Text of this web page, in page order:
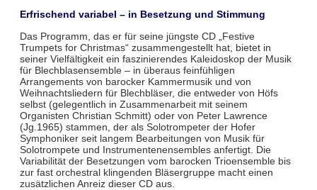
Erfrischend variabel – in Besetzung und Stimmung
Das Programm, das er für seine jüngste CD „Festive
Trumpets for Christmas“ zusammengestellt hat, bietet in
seiner Vielfältigkeit ein faszinierendes Kaleidoskop der Musik
für Blechblasensemble – in überaus feinfühligen
Arrangements von barocker Kammermusik und von
Weihnachtsliedern für Blechbläser, die entweder von Höfs
selbst (gelegentlich in Zusammenarbeit mit seinem
Organisten Christian Schmitt) oder von Peter Lawrence
(Jg.1965) stammen, der als Solotrompeter der Hofer
Symphoniker seit langem Bearbeitungen von Musik für
Solotrompete und Instrumentenensembles anfertigt. Die
Variabilität der Besetzungen vom barocken Trioensemble bis
zur fast orchestral klingenden Bläsergruppe macht einen
zusätzlichen Anreiz dieser CD aus.